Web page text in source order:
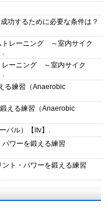
功するために必要な条件は？
トレーニング ～室内サイク
.
レーニング ～室内サイク
.
る練習（Anaerobic
える練習（Anaerobic
バル）【itv】.
ワーを鍛える練習
ト・パワーを鍛える練習